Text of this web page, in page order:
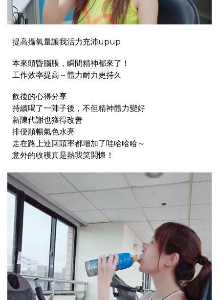
提高攝氧量讓我活力充沛upup
本來頭昏腦脹，瞬間精神都來了！
工作效率提高～體力耐力更持久
飲後的心得分享
持續喝了一陣子後，不但精神體力變好
新陳代謝也獲得改善
排便順暢氣色水亮
走在路上連回頭率都增加了哇哈哈哈～
意外的收穫真是熱我笑開懷！